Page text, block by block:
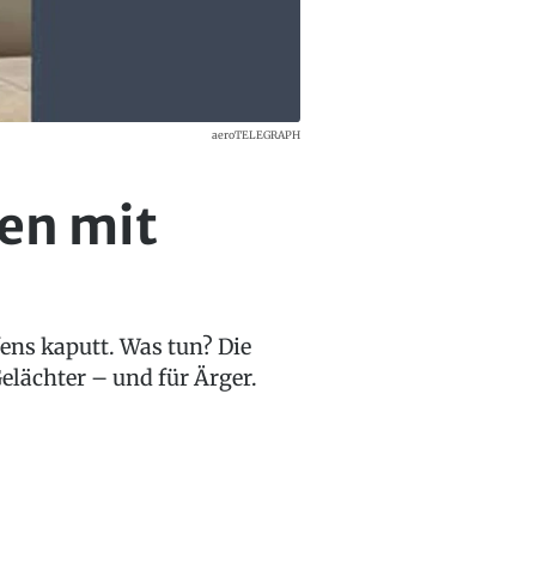
aeroTELEGRAPH
mit
kaputt. Was tun? Die
– und für Ärger.